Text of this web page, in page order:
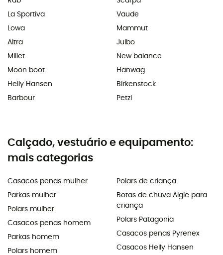
La Sportiva
Lowa
Altra
Millet
Moon boot
Helly Hansen
Barbour
Vaude
Mammut
Julbo
New balance
Hanwag
Birkenstock
Petzl
Calçado, vestuário e equipamento:
mais categorias
Casacos penas mulher
Parkas mulher
Polars mulher
Casacos penas homem
Parkas homem
Polars homem
Polars de criança
Botas de chuva Aigle para
criança
Polars Patagonia
Casacos penas Pyrenex
Casacos Helly Hansen